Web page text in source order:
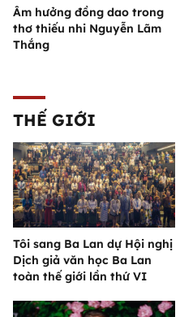
Âm hưởng đồng dao trong
thơ thiếu nhi Nguyễn Lãm
Thắng
THẾ GIỚI
Tôi sang Ba Lan dự Hội nghị
Dịch giả văn học Ba Lan
toàn thế giới lần thứ VI